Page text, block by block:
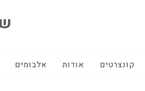
קונצרטים אודות אלבומים